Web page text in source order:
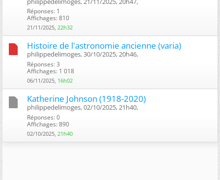
Réponses: 1
Affichages: 810
21/11/2025, 22h32
Histoire de l'astronomie ancienne (varia)
philippedelimoges, 30/10/2025, 20h46, ‎
Réponses: 3
Affichages: 1 018
06/11/2025, 16h02
Katherine Johnson (1918-2020)
philippedelimoges, 02/10/2025, 21h40, ‎
Réponses: 0
Affichages: 890
02/10/2025, 21h40